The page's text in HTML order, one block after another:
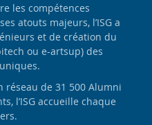
les compétences
atouts majeurs, l’ISG a
et de création du
ou e-artsup) des
réseau de 31 500 Alumni
l’ISG accueille chaque